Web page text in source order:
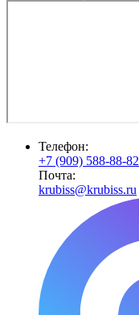
Телефон:
+7 (909) 588-88-82
Почта:
krubiss@krubiss.ru